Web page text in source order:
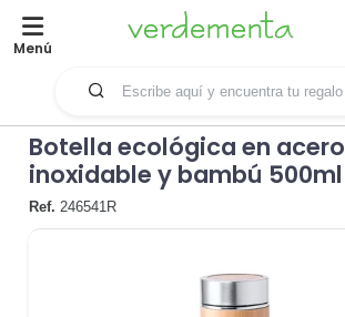
Menú
Botella ecológica en acero
inoxidable y bambú 500ml
Ref. 246541R